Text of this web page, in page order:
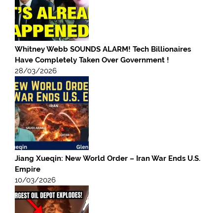
Whitney Webb SOUNDS ALARM! Tech Billionaires
Have Completely Taken Over Government !
28/03/2026
Jiang Xueqin: New World Order – Iran War Ends U.S.
Empire
10/03/2026